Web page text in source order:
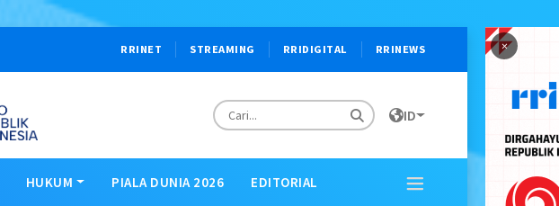
×
RRINET STREAMING RRIDIGITAL RRINEWS
ID
HUKUM PIALA DUNIA 2026 EDITORIAL